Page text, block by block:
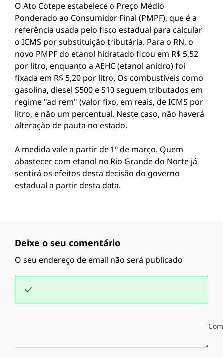
O Ato Cotepe estabelece o Preço Médio
Ponderado ao Consumidor Final (PMPF), que é a
referência usada pelo fisco estadual para calcular
o ICMS por substituição tributária. Para o RN, o
novo PMPF do etanol hidratado ficou em R$ 5,52
por litro, enquanto a AEHC (etanol anidro) foi
fixada em R$ 5,20 por litro. Os combustíveis como
gasolina, diesel S500 e S10 seguem tributados em
regime "ad rem" (valor fixo, em reais, de ICMS por
litro, e não um percentual. Neste caso, não haverá
alteração de pauta no estado.
A medida vale a partir de 1º de março. Quem
abastecer com etanol no Rio Grande do Norte já
sentirá os efeitos desta decisão do governo
estadual a partir desta data.
Deixe o seu comentário
O seu endereço de email não será publicado